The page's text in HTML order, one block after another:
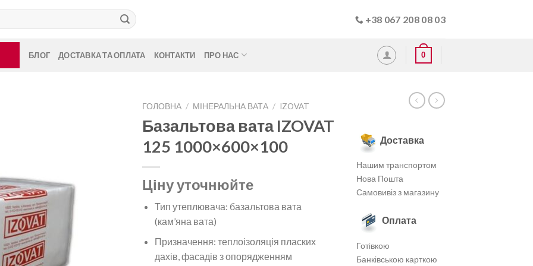
+38 067 208 08 03
БЛОГ ДОСТАВКА ТА ОПЛАТА КОНТАКТИ ПРО НАС 0
ГОЛОВНА / МІНЕРАЛЬНА ВАТА / IZOVAT
Базальтова вата IZOVAT
125 1000×600×100
Ціну уточнюйте
Тип утеплювача: базальтова вата
(кам’яна вата)
Призначення: теплоізоляція пласких
дахів, фасадів з опорядженням
Доставка
Нашим транспортом
Нова Пошта
Самовивіз з магазину
Оплата
Готівкою
Банківською карткою